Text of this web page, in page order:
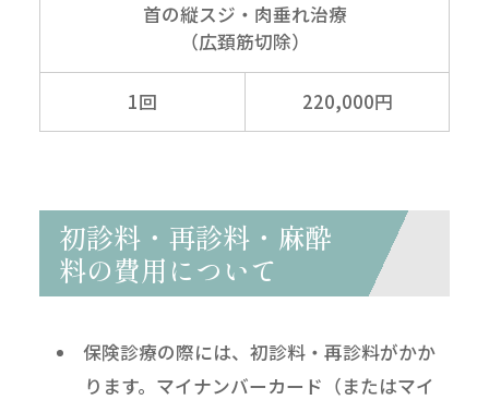
首の縦スジ・肉垂れ治療
（広頚筋切除）
1回 220,000円
初診料・再診料・麻酔
料の費用について
保険診療の際には、初診料・再診料がかか
ります。マイナンバーカード（またはマイ